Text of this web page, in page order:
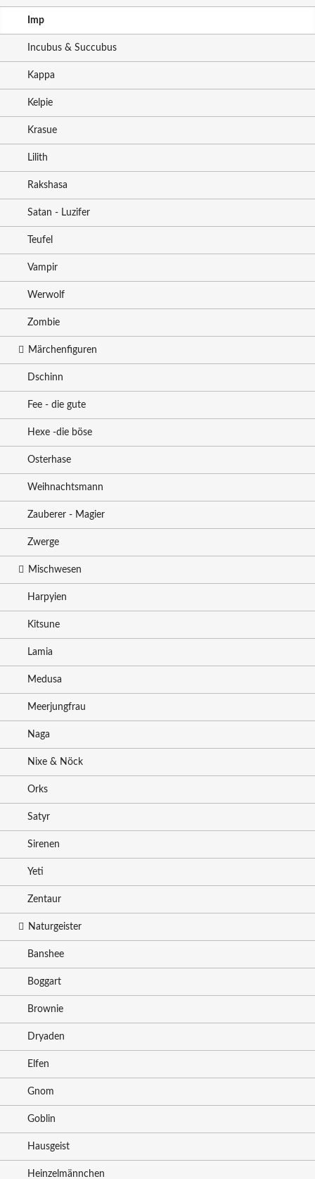
Imp
Incubus & Succubus
Kappa
Kelpie
Krasue
Lilith
Rakshasa
Satan - Luzifer
Teufel
Vampir
Werwolf
Zombie
Märchenfiguren
Dschinn
Fee - die gute
Hexe -die böse
Osterhase
Weihnachtsmann
Zauberer - Magier
Zwerge
Mischwesen
Harpyien
Kitsune
Lamia
Medusa
Meerjungfrau
Naga
Nixe & Nöck
Orks
Satyr
Sirenen
Yeti
Zentaur
Naturgeister
Banshee
Boggart
Brownie
Dryaden
Elfen
Gnom
Goblin
Hausgeist
Heinzelmännchen